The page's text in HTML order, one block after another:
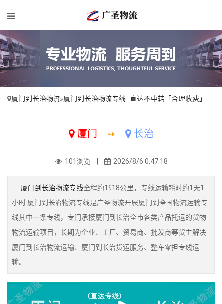
厦门到长治物流»厦门到长治物流专线_直达不中转「合理收费」
厦门 ➙ 长治
101浏览 | 2026/8/6 0:47:18
厦门到长治物流专线全程约1918公里，专线运输耗时约1天1
小时 厦门到长治物流专线是广圣物流开展厦门到全国物流运输专
线其中一条专线，专门承接厦门到长治全市各类产品托运的货物
物流运输项目，长期为企业、工厂、贸易商、批发商等货主解决
厦门到长治物流运输、厦门到长治货运服务、整车零担专线运
输。